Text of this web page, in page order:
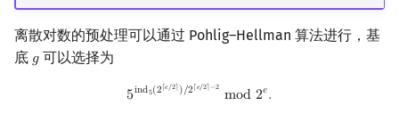
离散对数的预处理可以通过 Pohlig–Hellman 算法进行，基
底 𝑔
g可以选择为
5ind5(2⌈𝑒/2⌉)/2⌈𝑒/2⌉−2 mod 2𝑒.
ind5(2⌈e/2⌉)/2⌈e/ 2⌉−2mod